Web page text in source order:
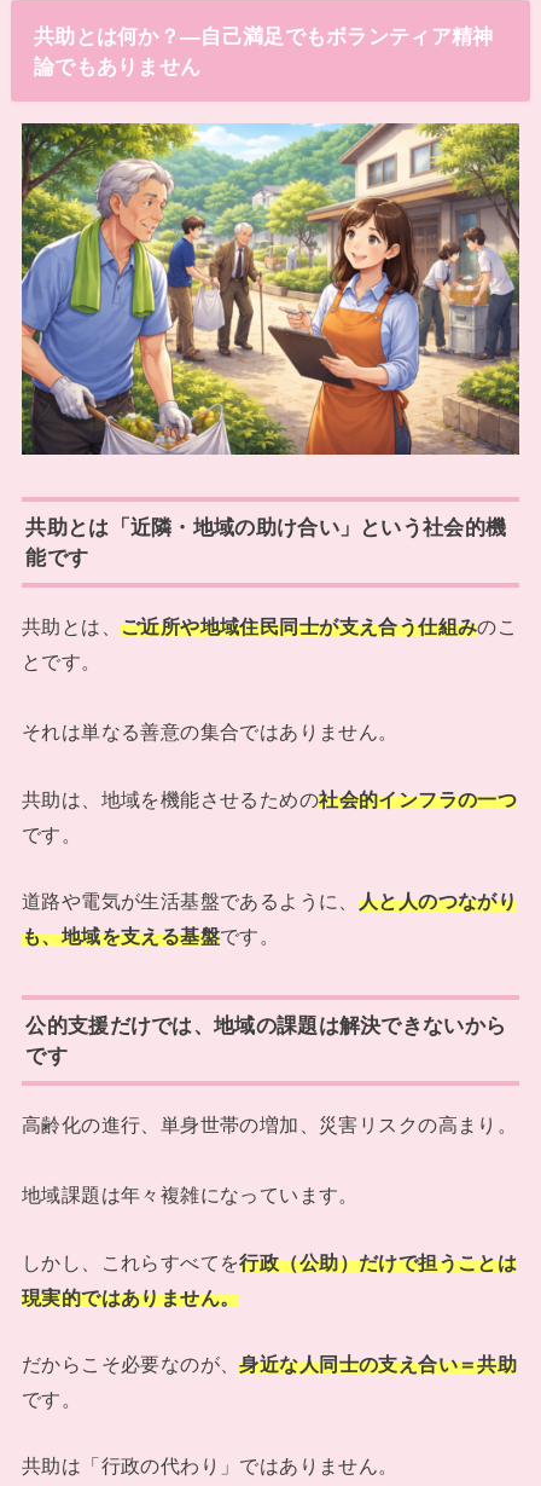
共助とは何か？―自己満足でもボランティア精神
論でもありません
共助とは「近隣・地域の助け合い」という社会的機
能です
共助とは、 ご近所や地域住民同士が支え合う仕組みのこ
とです。
それは単なる善意の集合ではありません。
共助は、地域を機能させるための社会的インフラの一つ
です。
道路や電気が生活基盤であるように、 人と人のつながり
も、地域を支える基盤です。
公的支援だけでは、地域の課題は解決できないから
です
高齢化の進行、単身世帯の増加、災害リスクの高まり。
地域課題は年々複雑になっています。
しかし、これらすべてを行政（公助）だけで担うことは
現実的ではありません。
だからこそ必要なのが、身近な人同士の支え合い＝共助
です。
共助は「行政の代わり」ではありません。